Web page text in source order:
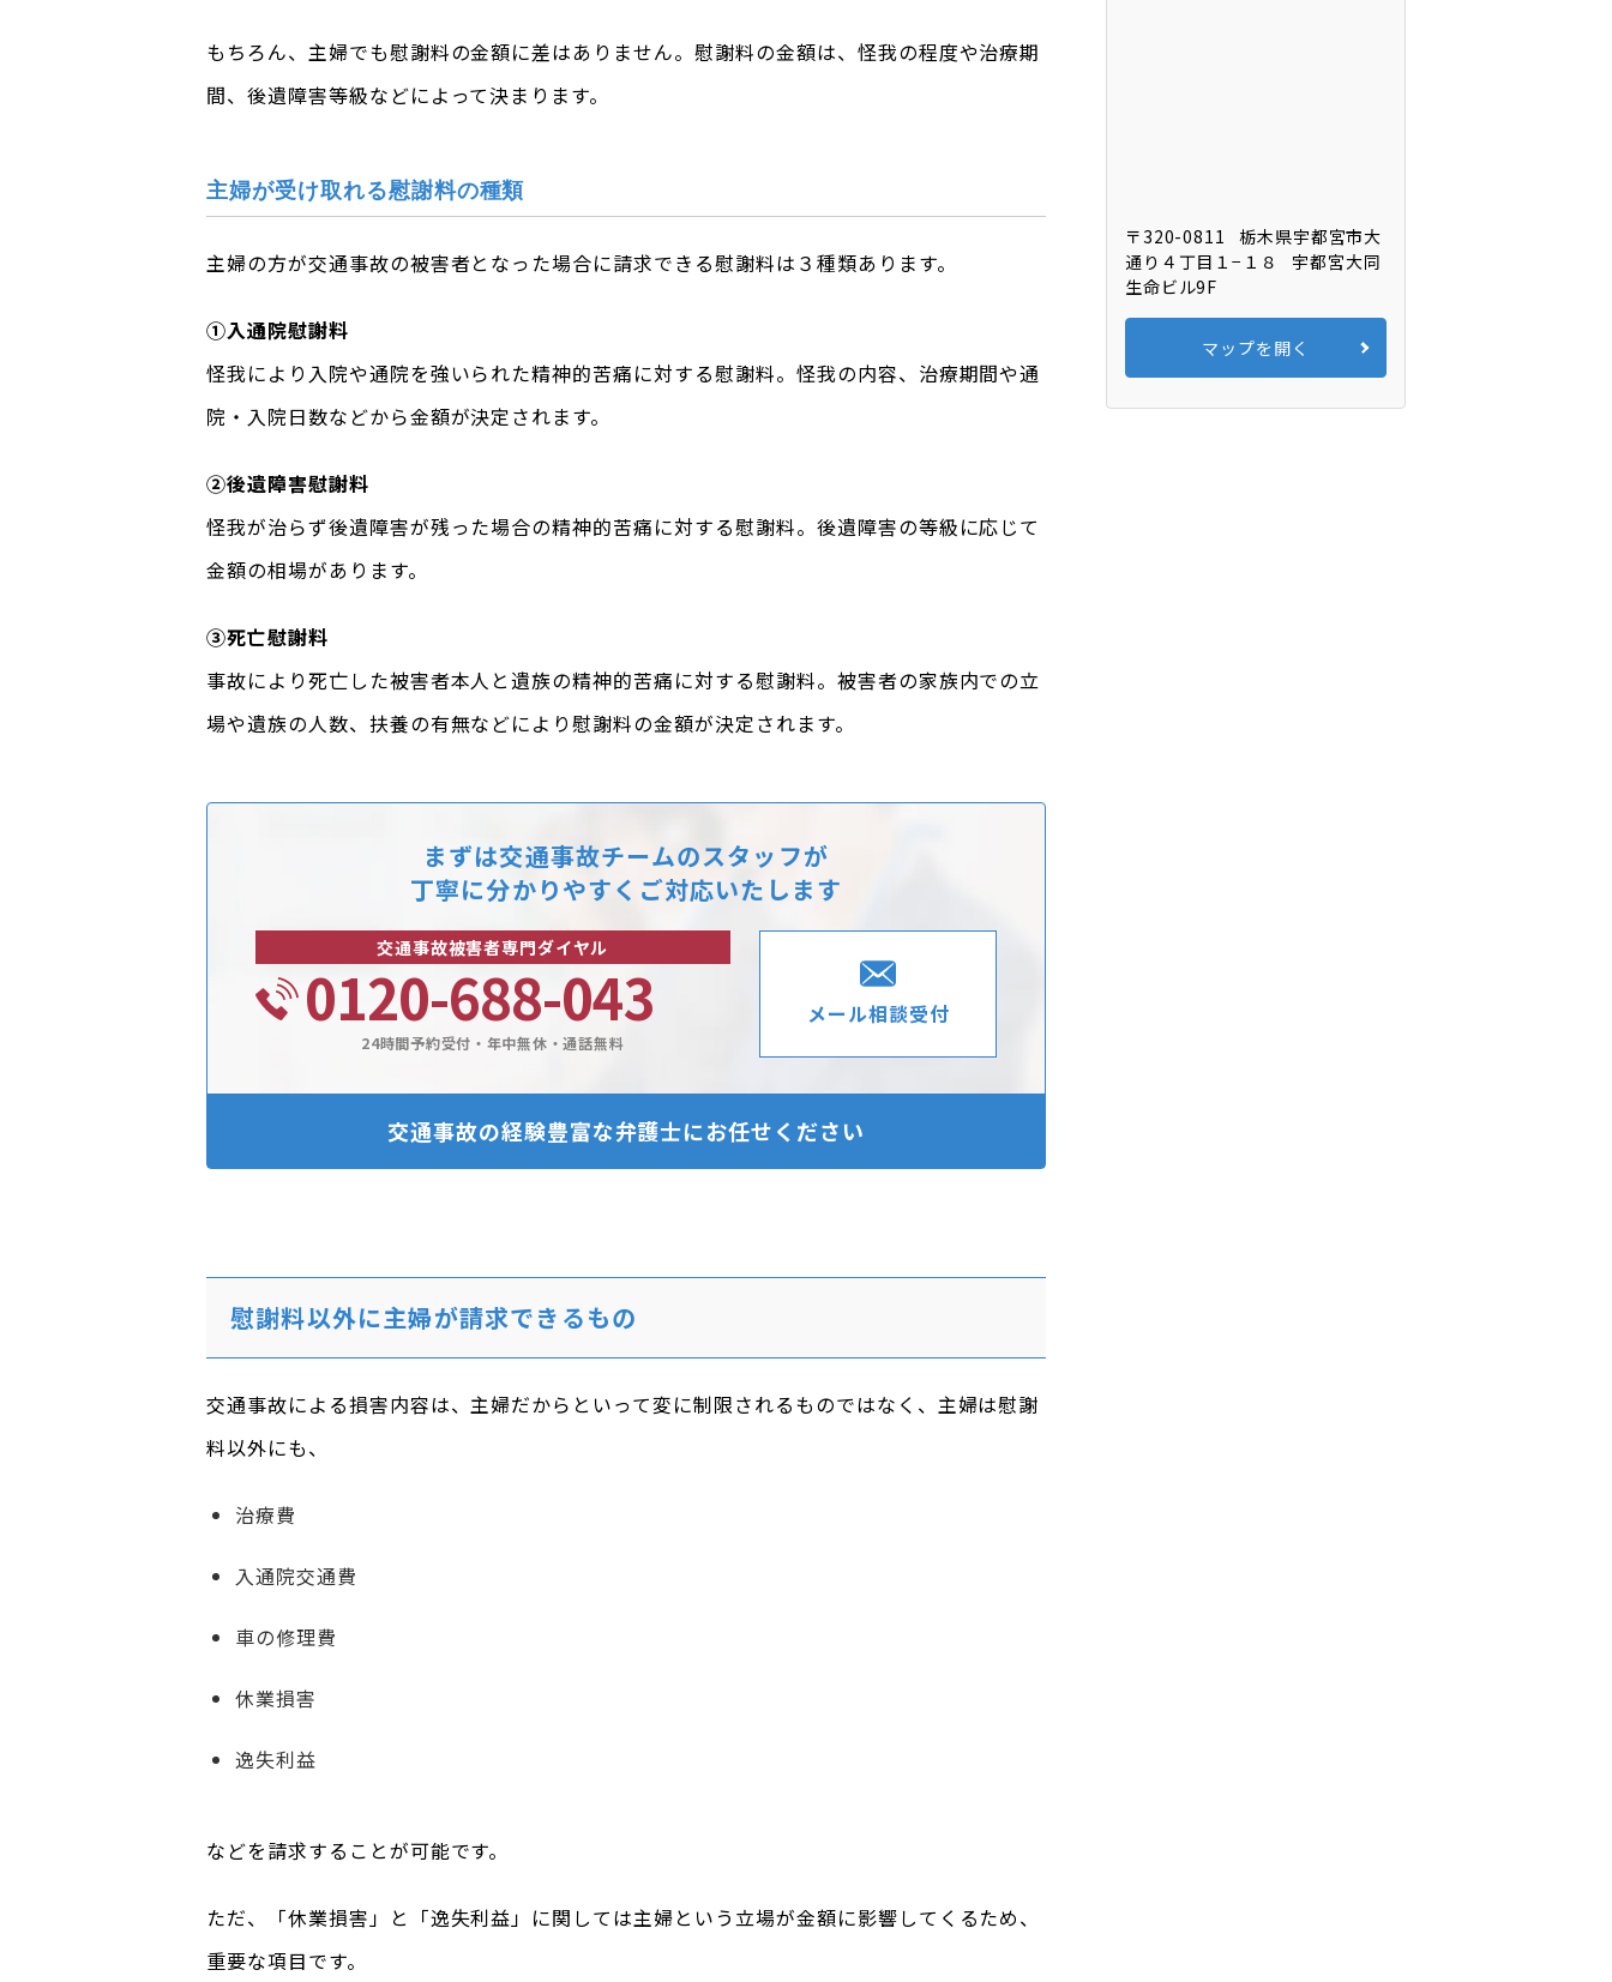
もちろん、主婦でも慰謝料の金額に差はありません。慰謝料の金額は、怪我の程度や治療期
間、後遺障害等級などによって決まります。
主婦が受け取れる慰謝料の種類
主婦の方が交通事故の被害者となった場合に請求できる慰謝料は３種類あります。
①入通院慰謝料
怪我により入院や通院を強いられた精神的苦痛に対する慰謝料。怪我の内容、治療期間や通
院・入院日数などから金額が決定されます。
②後遺障害慰謝料
怪我が治らず後遺障害が残った場合の精神的苦痛に対する慰謝料。後遺障害の等級に応じて
金額の相場があります。
③死亡慰謝料
事故により死亡した被害者本人と遺族の精神的苦痛に対する慰謝料。被害者の家族内での立
場や遺族の人数、扶養の有無などにより慰謝料の金額が決定されます。
まずは交通事故チームのスタッフが
丁寧に分かりやすくご対応いたします
交通事故被害者専門ダイヤル
0120-688-043
24時間予約受付・年中無休・通話無料
メール相談受付
交通事故の経験豊富な弁護士にお任せください
慰謝料以外に主婦が請求できるもの
交通事故による損害内容は、主婦だからといって変に制限されるものではなく、主婦は慰謝
料以外にも、
治療費
入通院交通費
車の修理費
休業損害
逸失利益
などを請求することが可能です。
ただ、「休業損害」と「逸失利益」に関しては主婦という立場が金額に影響してくるため、
重要な項目です。
〒320-0811
栃木県宇都宮市大
通り４丁目１−１８
宇都宮大同
生命ビル9F
マップを開く